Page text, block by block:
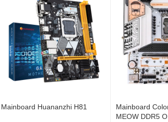
Mainboard Huananzhi H81
Mainboard
MEOW DDR5